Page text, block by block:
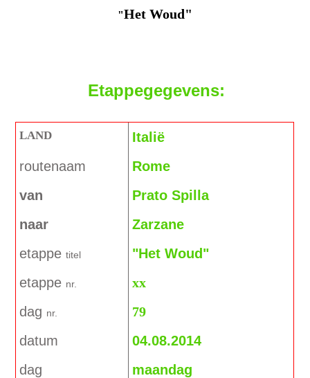
"Het Woud"
Etappegegevens:
LAND
Italië
routenaam
Rome
van
Prato Spilla
naar
Zarzane
etappetitel
"Het Woud"
etappe nr.
xx
dag nr.
79
datum
04.08.2014
dag
maandag